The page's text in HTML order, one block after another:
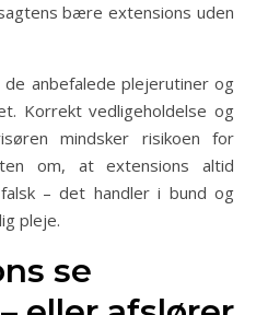
bære extensions uden
anbefalede plejerutiner og
Korrekt vedligeholdelse og
mindsker risikoen for
om, at extensions altid
– det handler i bund og
pleje.
se